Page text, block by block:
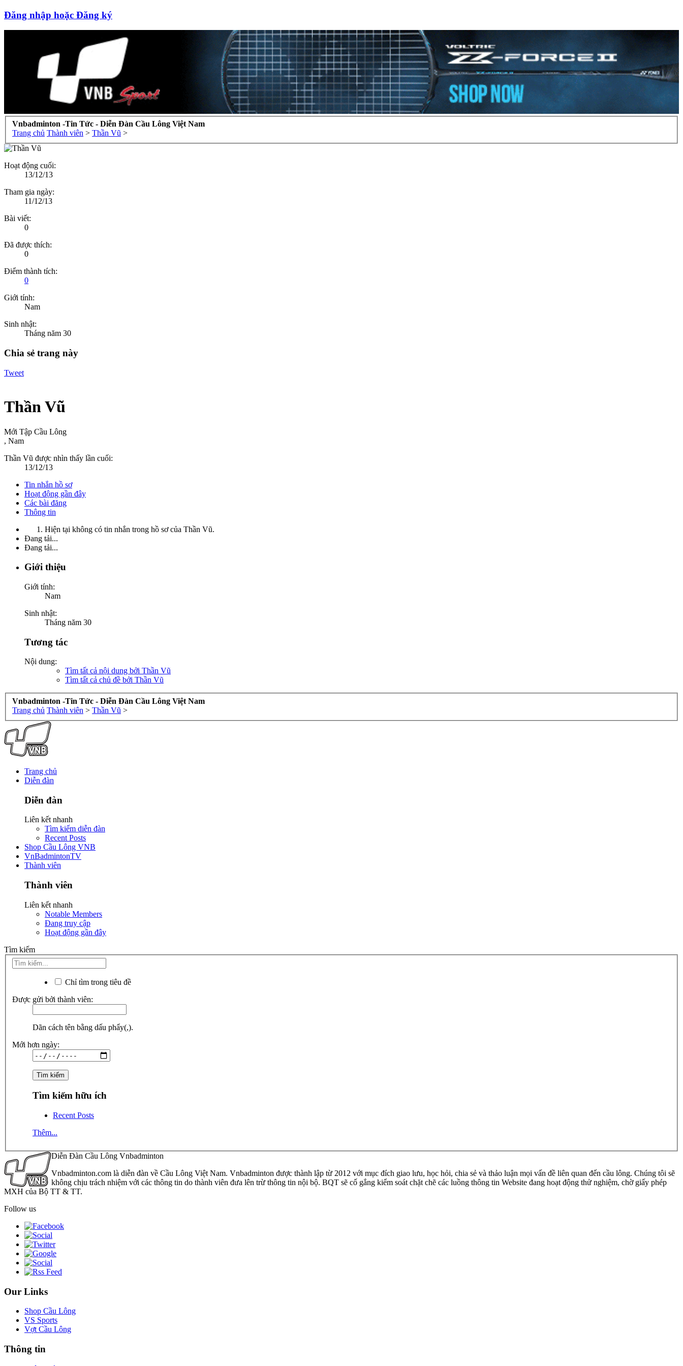
Đăng nhập hoặc Đăng ký
Vnbadminton -Tin Tức - Diễn Đàn Cầu Lông Việt Nam
Trang chủ Thành viên > Thần Vũ >
Hoạt động cuối:
13/12/13
Tham gia ngày:
11/12/13
Bài viết:
0
Đã được thích:
0
Điểm thành tích:
0
Giới tính:
Nam
Sinh nhật:
Tháng năm 30
Chia sẻ trang này
Tweet
Thần Vũ
Mới Tập Cầu Lông
, Nam
Thần Vũ được nhìn thấy lần cuối:
13/12/13
Tin nhắn hồ sơ
Hoạt động gần đây
Các bài đăng
Thông tin
Hiện tại không có tin nhắn trong hồ sơ của Thần Vũ.
Đang tải...
Đang tải...
Giới thiệu
Giới tính:
Nam
Sinh nhật:
Tháng năm 30
Tương tác
Nội dung:
Tìm tất cả nội dung bởi Thần Vũ
Tìm tất cả chủ đề bởi Thần Vũ
Vnbadminton -Tin Tức - Diễn Đàn Cầu Lông Việt Nam
Trang chủ Thành viên > Thần Vũ >
Trang chủ
Diễn đàn
Diễn đàn
Liên kết nhanh
Tìm kiếm diễn đàn
Recent Posts
Shop Cầu Lông VNB
VnBadmintonTV
Thành viên
Thành viên
Liên kết nhanh
Notable Members
Đang truy cập
Hoạt động gần đây
Tìm kiếm
Chỉ tìm trong tiêu đề
Được gửi bởi thành viên:
Dãn cách tên bằng dấu phẩy(,).
Mới hơn ngày:
Tìm kiếm hữu ích
Recent Posts
Thêm...
Diễn Đàn Cầu Lông Vnbadminton
Vnbadminton.com là diễn đàn về Cầu Lông Việt Nam. Vnbadminton được thành lập từ 2012 với mục đích giao lưu, học hỏi, chia sẻ và thảo luận mọi vấn đề liên quan đến cầu lông. Chúng tôi sẽ
không chịu trách nhiệm với các thông tin do thành viên đưa lên trừ thông tin nội bộ. BQT sẽ cố gắng kiểm soát chặt chẽ các luồng thông tin Website đang hoạt động thử nghiệm, chờ giấy phép
MXH của Bộ TT & TT.
Follow us
Our Links
Shop Cầu Lông
VS Sports
Vợt Cầu Lông
Thông tin